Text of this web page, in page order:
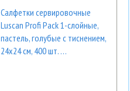
Салфетки сервировочные
Luscan Profi Pack 1-слойные,
пастель, голубые с тиснением,
24x24 см, 400 шт. …